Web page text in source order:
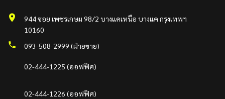
944 ซอย เพชรเกษม 98/2 บางแคเหนือ บางแค กรุงเทพฯ
10160
093-508-2999 (ฝ่ายขาย)
02-444-1225 (ออฟฟิศ)
02-444-1226 (ออฟฟิศ)